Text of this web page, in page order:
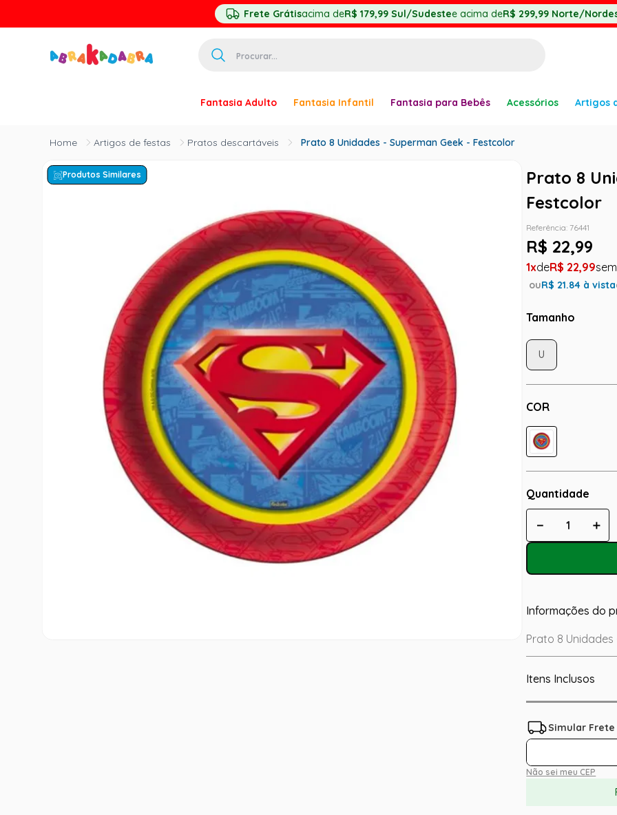
Frete Grátisacima deR$ 179,99 Sul/Sudestee acima deR$ 299,99 Norte/
Fantasia Adulto Fantasia Infantil Fantasia para Bebês Acessórios Artigos
Artigos de festas Pratos descartáveis Prato 8 Unidades - Superman Geek - Festcolor
Produtos Similares
Prato 8
Festcolor
Referência: 76441
R$ 22,99
1 R$ 22,99
ouR$ 21.84 à vista
Tamanho
COR
U
Quantidade
＋
－
Informações do
Prato 8
Itens Inclusos
Não sei meu CEP
princesa
º
harry potter
6º
palhaço
7º
kpop
º
branca neve
9º
toy story
10º rumi